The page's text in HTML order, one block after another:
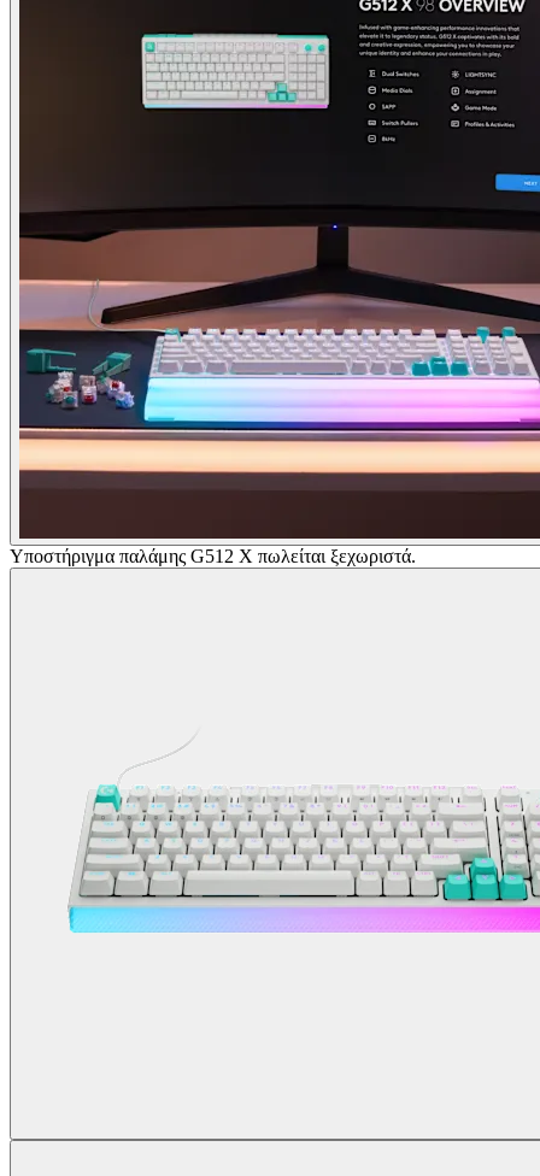
Υποστήριγμα παλάμης G512 X πωλείται ξεχωριστά.